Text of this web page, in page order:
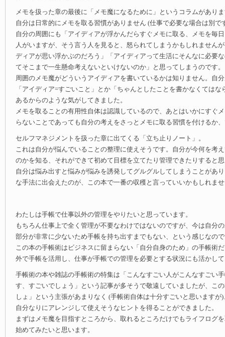
メモを扱った章の最後に「メモ魔になるために」というコラムがあり
自分は日常的にメモを取る習慣がありません (仕事で必要な場合は別で
自分の周囲にも「アイディアが浮かんだらすぐメモに取る、メモを毎
人がいますが、そう言う人を見ると、怒られてしまうかもしれません
ディアが思い浮かぶのだろう」「アイディアって生活にそんなに必要
てそこまで一生懸命考えないといけないのか」と思ってしまうのです。
周囲のメモ魔がどういうアイディアを書いているかは知りません。自
「アイディア=すごいこと」とか「ちゃんとしたことを書かなくてはな
あるからのような気がしてきました。
メモを取ることの有用性自体は認識しているので、あとはいかにすぐ
らないことであっても自分の考えをさっとメモに取る習慣を付けるか
セルフマネジメントを扱った章に出てくる「立ち止りノート」。
これは自分が悩んでいることの整理に使えそうです。自分が今何を考
のかを知る、それができて初めて目標を立てたり管理できたりすると
自分は悩み出すと悩みが悩みを誘発してグルグルしてしまうことがあ
な手法に出会えたのが、この本で一番の収穫と言っていいかもしれま
わたしは手帳で仕事以外の管理をやりたいと思っています。
もちろん仕事上で全く管理が不要なわけではないのですが、今は自分
部分が非常に少ないため手帳を持ち出すまでもない、という感じなの
この本の手帳術はビジネスに留まらない「自分自身のため」の手帳術
外で手帳を活用し、仕事が手帳での管理を必要とする状況にも活かし
手帳術の本や雑誌の手帳術の特集は「こんなすごい人がこんなすごい
す、すごいでしょう」という記事が多そうで敬遠していましたが、こ
しょ」という主張があまりなく (手帳術自体は十分すごいと思いますが
自分なりにアレンジして使えそうなヒントを得ることができました。
まずはメモ魔を目指すところから、取れるところだけでもライフログ
始めてみたいと思います。